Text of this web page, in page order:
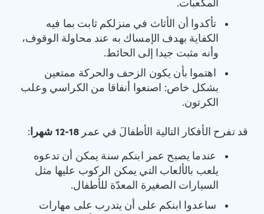
المكعبات.
تأكدوا أن الأثاث في منزلكم ثابت بما فيه
الكفاية بهدف الإمساك به عند محاولة الوقوف،
وأنه مثبت جيدا إلى الحائط.
اهتموا بأن يكون الزحف والحركة ممتعين
بشكل خاص: اصنعوا أنفاقا من الكراسي وعلب
الكرتون.
قد تفرح الأفكار التالية الأطفالَ في عمر 12-18 ‏ شهرا :
عندما يصبح عمر ابنكم سنة يمكن أن تدعوه
يلعب بالألعاب التي يمكن الركوب عليها مثل
السيارات الصغيرة المعدّة للأطفال.
ساعدوا ابنكم على أن يتدرب على مهارات